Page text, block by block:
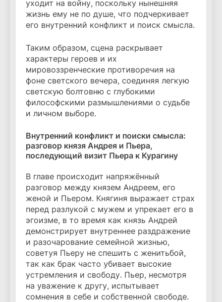
уходит на войну, поскольку нынешняя
жизнь ему не по душе, что подчеркивает
его внутренний конфликт и поиск смысла.
Таким образом, сцена раскрывает
характеры героев и их
мировоззренческие противоречия на
фоне светского вечера, соединяя легкую
светскую болтовню с глубокими
философскими размышлениями о судьбе
и личном выборе.
Внутренний конфликт и поиски смысла:
разговор князя Андрея и Пьера,
последующий визит Пьера к Курагину
В главе происходит напряжённый
разговор между князем Андреем, его
женой и Пьером. Княгиня выражает страх
перед разлукой с мужем и упрекает его в
эгоизме, в то время как князь Андрей
демонстрирует внутреннее раздражение
и разочарование семейной жизнью,
советуя Пьеру не спешить с женитьбой,
так как брак часто убивает высокие
устремления и свободу. Пьер, несмотря
на уважение к другу, испытывает
сомнения в себе и собственной свободе.